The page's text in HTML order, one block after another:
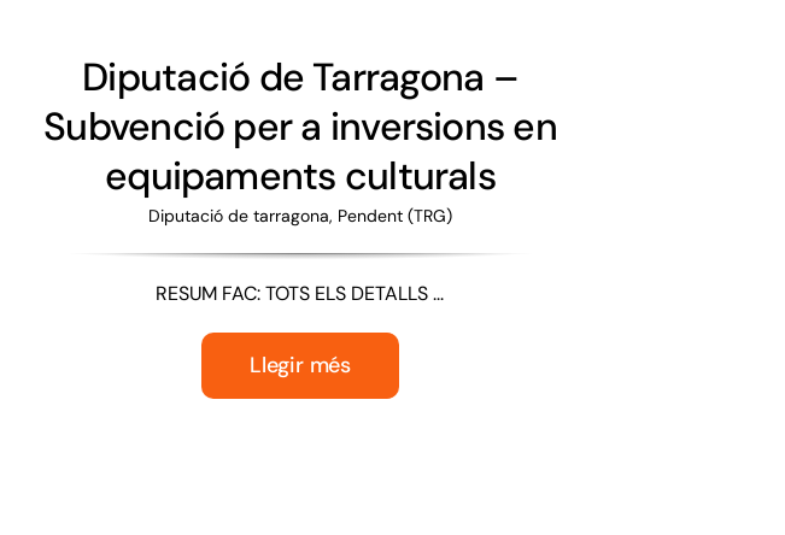
Diputació de Tarragona –
Subvenció per a inversions en
equipaments culturals
Diputació de tarragona, Pendent (TRG)
RESUM FAC: TOTS ELS DETALLS ...
Llegir més